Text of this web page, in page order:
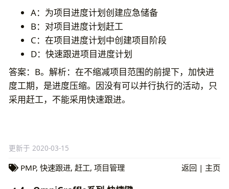
A：为项目进度计划创建应急储备
B：对项目进度计划赶工
C：在项目进度计划中创建项目阶段
D：快速跟进项目进度计划
答案：B。解析：在不缩减项目范围的前提下，加快进
度工期，是进度压缩。因没有可以并行执行的活动，只
采用赶工，不能采用快速跟进。
更新于 2020-03-15
PMP, 快速跟进, 赶工, 项目管理 返回 | 主页